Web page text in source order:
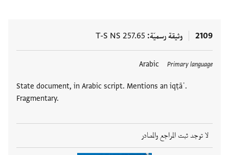
2109 وثيقة رسميّة T-S NS 257.65
Primary language
Arabic
State document, in Arabic script. Mentions an iqṭāʿ.
Fragmentary.
لا توجد ثبت المراجع والمصادر